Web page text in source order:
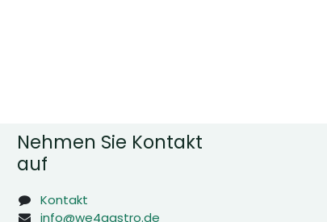
Nehmen Sie Kontakt
auf
Kontakt
info@we4gastro.de